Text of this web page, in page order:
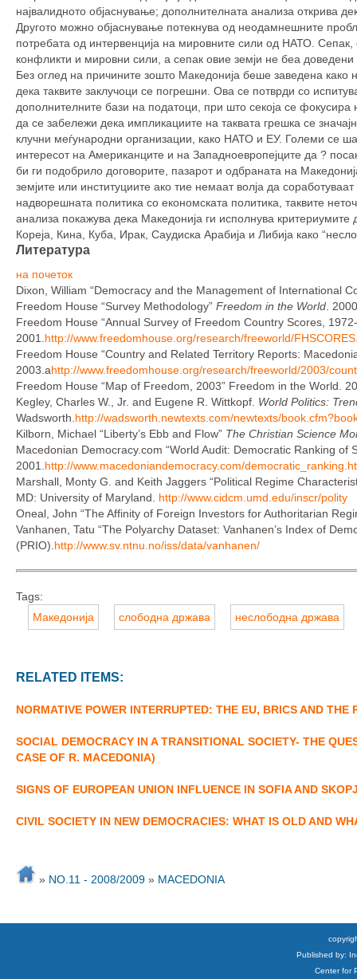
највалидното објаснување; дополнителната анализа открива
Другото можно објаснување потекнува од неодамнешните
потребата од интервенција на мировните сили од НАТО. Сепак,
конфликти и мировни сили, а сепак овие земји не беа доведени
Без оглед на причините зошто Македонија беше заведена
дека таквите заклучоци се погрешни. Ова се потврди со
дополнителните бази на податоци, при што секоја се
да се забележи дека импликациите на таквата грешка се
клучни меѓународни организации, како НАТО и ЕУ. Големи се
интересот на Американците и на Западноевропејците да ?
би ги подобрило договорите, пазарот и одбраната на
земјите или институциите ако тие немаат волја да
надворешната политика со економската политика, таквите
анализа покажува дека Македонија ги исполнува
Кореја, Кина, Куба, Ирак, Саудиска Арабија и Либија како
Литература
на почеток
Dixon, William “Democracy and the Management of International
Freedom House “Survey Methodology” Freedom in the World .
Freedom House “Annual Survey of Freedom Country Scores,
2001. http://www.freedomhouse.org/research/freeworld/
Freedom House “Country and Related Territory Reports:
2003.ahttp://www.freedomhouse.org/research/freeworld/2003/
Freedom House “Map of Freedom, 2003” Freedom in the World.
Kegley, Charles W., Jr. and Eugene R. Wittkopf. World Politics:
Wadsworth. http://wadsworth.newtexts.com/newtexts/
Kilborn, Michael “Liberty’s Ebb and Flow” The Christian Science
Macedonian Democracy.com “World Audit: Democratic Ranking of
2001. http://www.macedoniandemocracy.com/
Marshall, Monty G. and Keith Jaggers “Political Regime
MD: University of Maryland. http://www.cidcm.umd.edu/inscr/polity
Oneal, John “The Affinity of Foreign Investors for Authoritarian
Vanhanen, Tatu “The Polyarchy Dataset: Vanhanen’s Index of
(PRIO). http://www.sv.ntnu.no/iss/data/vanhanen/
Tags:
Македонија
слободна држава неслободна држава
RELATED ITEMS:
NORMATIVE POWER INTERRUPTED: THE EU, BRICS AND THE
SOCIAL DEMOCRACY IN A TRANSITIONAL SOCIETY- THE
CASE OF R. MACEDONIA)
SIGNS OF EUROPEAN UNION INFLUENCE IN SOFIA AND
CIVIL SOCIETY IN NEW DEMOCRACIES: WHAT IS OLD AND
» NO.11 - 2008/2009 » MACEDONIA
Published by:
Center for